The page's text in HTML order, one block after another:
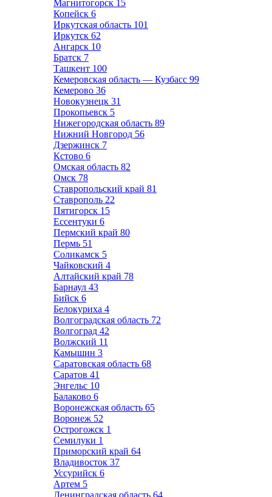
Магнитогорск 15
Копейск 6
Иркутская область 101
Иркутск 62
Ангарск 10
Братск 7
Ташкент 100
Кемеровская область — Кузбасс 99
Кемерово 36
Новокузнецк 31
Прокопьевск 5
Нижегородская область 89
Нижний Новгород 56
Дзержинск 7
Кстово 6
Омская область 82
Омск 78
Ставропольский край 81
Ставрополь 22
Пятигорск 15
Ессентуки 6
Пермский край 80
Пермь 51
Соликамск 5
Чайковский 4
Алтайский край 78
Барнаул 43
Бийск 6
Белокуриха 4
Волгоградская область 72
Волгоград 42
Волжский 11
Камышин 3
Саратовская область 68
Саратов 41
Энгельс 10
Балаково 6
Воронежская область 65
Воронеж 52
Острогожск 1
Семилуки 1
Приморский край 64
Владивосток 37
Уссурийск 6
Артем 5
Ленинградская область 64